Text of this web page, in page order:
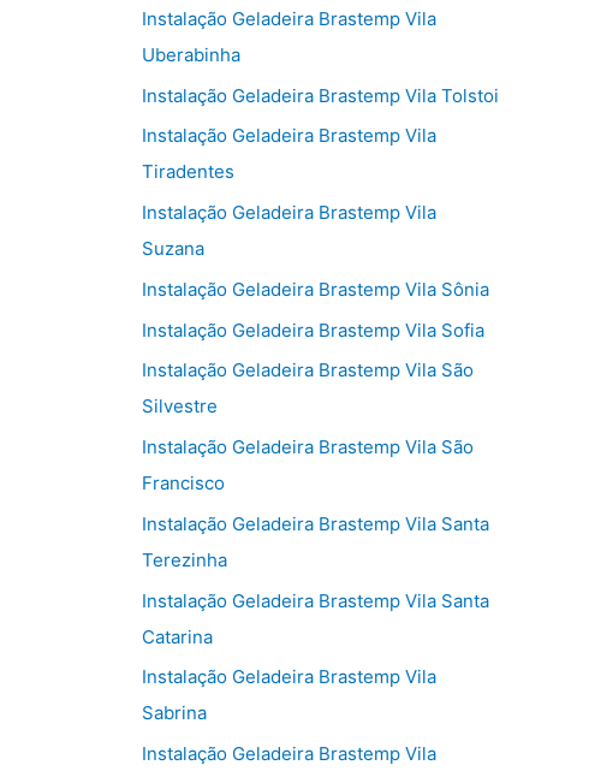
Instalação Geladeira Brastemp Vila
Uberabinha
Instalação Geladeira Brastemp Vila Tolstoi
Instalação Geladeira Brastemp Vila
Tiradentes
Instalação Geladeira Brastemp Vila
Suzana
Instalação Geladeira Brastemp Vila Sônia
Instalação Geladeira Brastemp Vila Sofia
Instalação Geladeira Brastemp Vila São
Silvestre
Instalação Geladeira Brastemp Vila São
Francisco
Instalação Geladeira Brastemp Vila Santa
Terezinha
Instalação Geladeira Brastemp Vila Santa
Catarina
Instalação Geladeira Brastemp Vila
Sabrina
Instalação Geladeira Brastemp Vila